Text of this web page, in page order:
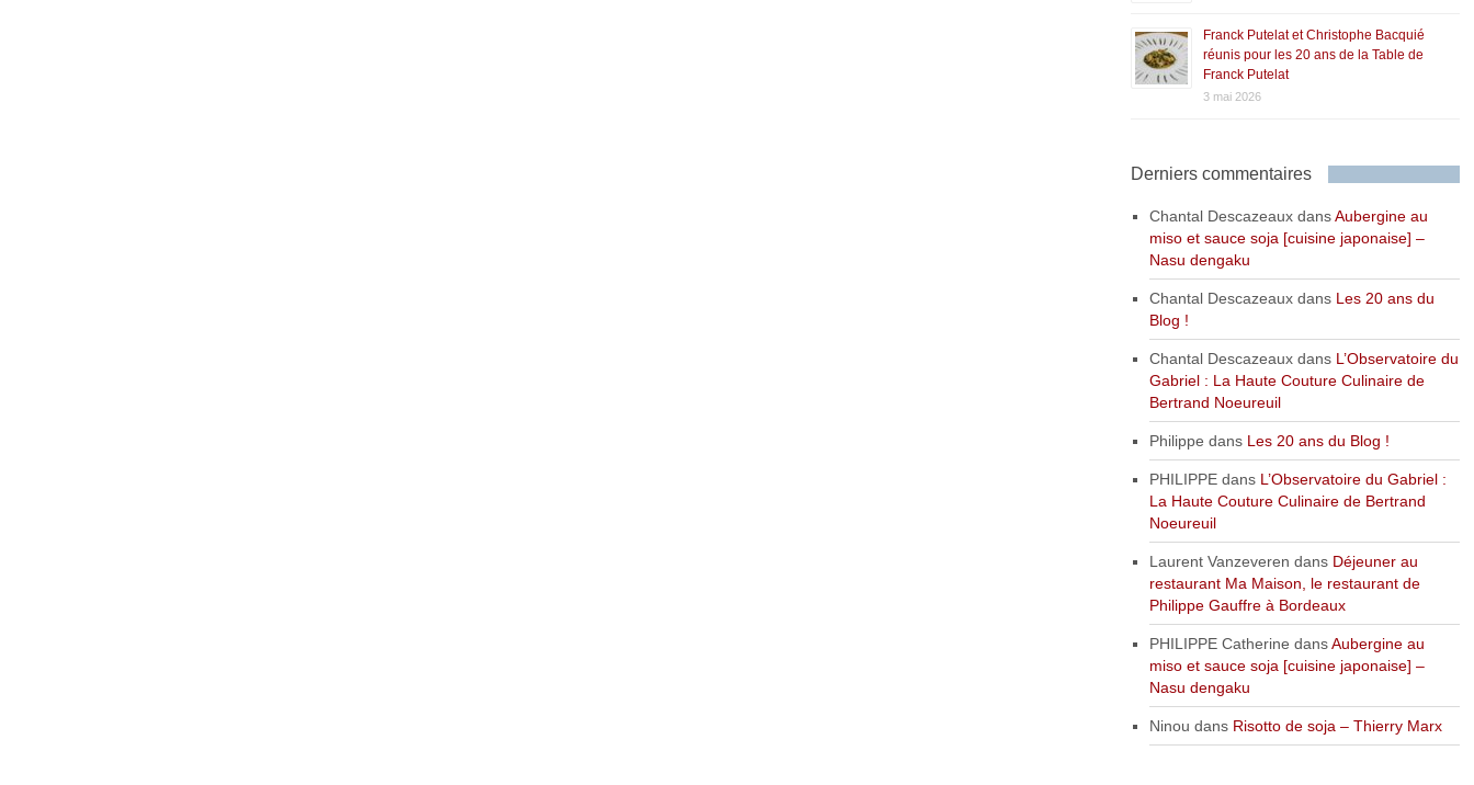
Franck Putelat et Christophe Bacquié
réunis pour les 20 ans de la Table de
Franck Putelat
3 mai 2026
Derniers commentaires
Chantal DescazeauxdansAubergine au
miso et sauce soja [cuisine japonaise] –
Nasu dengaku
Chantal Descazeauxdans Les 20 ans du
Blog !
Chantal Descazeauxdans L’Observatoire du
Gabriel : La Haute Couture Culinaire de
Bertrand Noeureuil
Philippe dans Les 20 ans du Blog !
PHILIPPEdans L’Observatoire du Gabriel :
La Haute Couture Culinaire de Bertrand
Noeureuil
Laurent Vanzeveren dans Déjeuner au
restaurant Ma Maison, le restaurant de
Philippe Gauffre à Bordeaux
PHILIPPE Catherine dansAubergine au
miso et sauce soja [cuisine japonaise] –
Nasu dengaku
Ninou dans Risotto de soja – Thierry Marx